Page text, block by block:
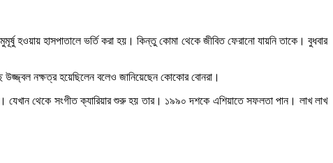
হওয়ায় হাসপাতালে ভর্তি করা হয়। কিন্তু কোমা থেকে জীবিত ফেরানো যায়নি তাকে। বুধবার
উজ্জ্বল নক্ষত্র হয়েছিলেন বলেও জানিয়েছেন কোকোর বোনরা।
যেখান থেকে সংগীত ক্যারিয়ার শুরু হয় তার। ১৯৯০ দশকে এশিয়াতে সফলতা পান। লাখ লাখ